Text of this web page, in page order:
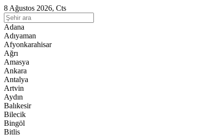
8 Ağustos 2026, Cts
Adana
Adıyaman
Afyonkarahisar
Ağrı
Amasya
Ankara
Antalya
Artvin
Aydın
Balıkesir
Bilecik
Bingöl
Bitlis